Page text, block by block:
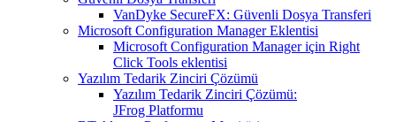
VanDyke SecureFX: Güvenli Dosya Transferi
Microsoft Configuration Manager Eklentisi
Microsoft Configuration Manager için Right
Click Tools eklentisi
Yazılım Tedarik Zinciri Çözümü
Yazılım Tedarik Zinciri Çözümü:
JFrog Platformu